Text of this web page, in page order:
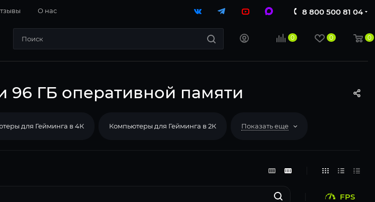
О нас 8 800 500 81 04
0 0 0
96 ГБ оперативной памяти
для Гейминга в 4К Компьютеры для Гейминга в 2К Показать еще
FPS